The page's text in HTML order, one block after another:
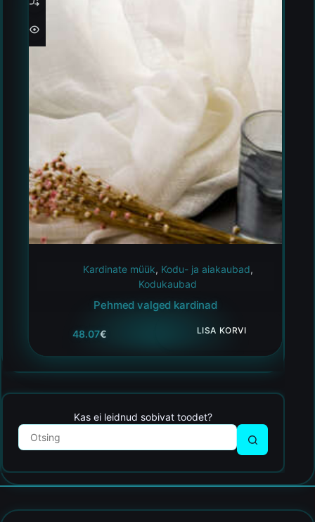
Kardinate müük, Kodu- ja aiakaubad,
Kodukaubad
Pehmed valged kardinad
48.07€ LISA KORVI
Kas ei leidnud sobivat toodet?